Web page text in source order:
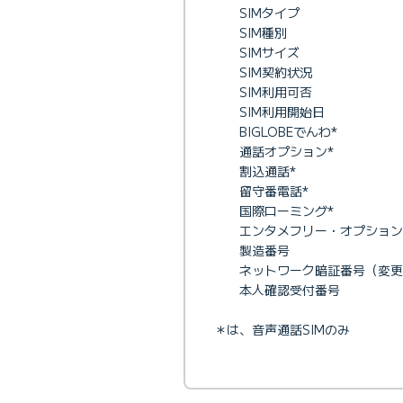
SIMタイプ
SIM種別
SIMサイズ
SIM契約状況
SIM利用可否
SIM利用開始日
BIGLOBEでんわ*
通話オプション*
割込通話*
留守番電話*
国際ローミング*
エンタメフリー・オプション
製造番号
ネットワーク暗証番号（変
本人確認受付番号
＊は、音声通話SIMのみ